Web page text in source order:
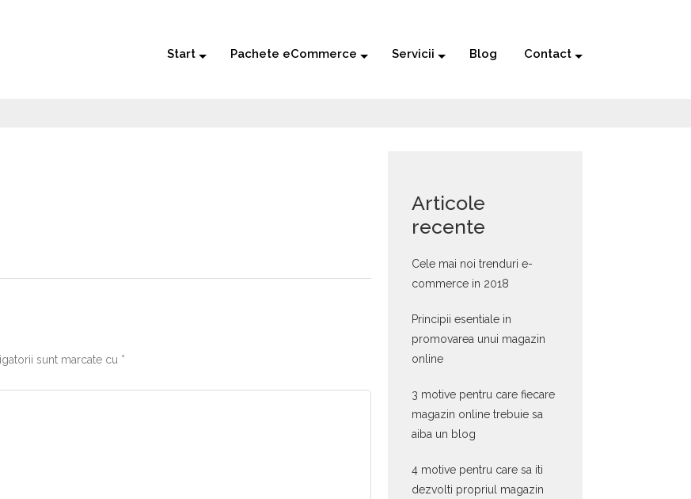
Start Pachete eCommerce Servicii Blog Contact
sunt marcate cu *
Articole
recente
Cele mai noi trenduri e-
commerce in 2018
Principii esentiale in
promovarea unui magazin
online
3 motive pentru care fiecare
magazin online trebuie sa
aiba un blog
4 motive pentru care sa iti
dezvolti propriul magazin